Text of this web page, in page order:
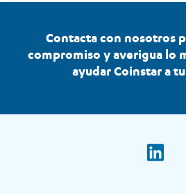
Contacta con nosotros
compromiso y averigua lo
ayudar Coinstar a